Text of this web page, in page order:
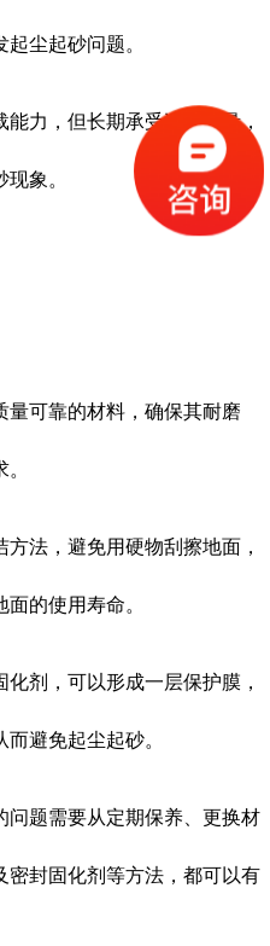
尘起砂问题。
力，但长期承受过大重量，
象。
量可靠的材料，确保其耐磨
法，避免用硬物刮擦地面，
的使用寿命。
剂，可以形成一层保护膜，
避免起尘起砂。
问题需要从定期保养、更换材
密封固化剂等方法，都可以有